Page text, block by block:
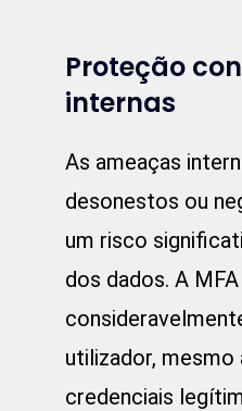
Proteção
internas
As ameaças
desonestos ou
um risco
dos dados. A
utilizador, mesmo
credenciais